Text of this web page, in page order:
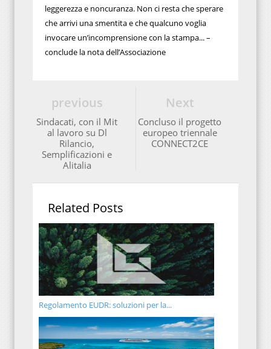
leggerezza e noncuranza. Non ci resta che sperare
che arrivi una smentita e che qualcuno voglia
invocare un’incomprensione con la stampa... –
conclude la nota dell’Associazione
Next
Concluso il progetto
europeo triennale
CONNECT2CE
previous
Sindacati, con il Mit
al lavoro su Dl
Rilancio,
Semplificazioni e
Alitalia
Related Posts
Regolamento EUDR: soluzioni per la...